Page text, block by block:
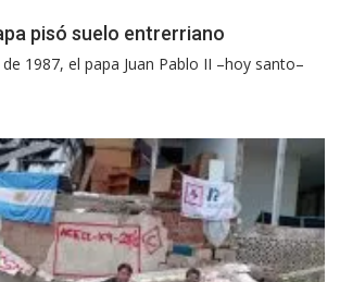
pisó suelo entrerriano
1987, el papa Juan Pablo II –hoy santo–